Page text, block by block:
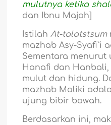
mulutnya ketika
dan Ibnu Majah]
IstilahAt-talatstsum
mazhab Asy-Syafi`i
Sementara menurut
Hanafi dan
mulut dan hidung.
mazhab Maliki
ujung bibir bawah.
Berdasarkan ini,